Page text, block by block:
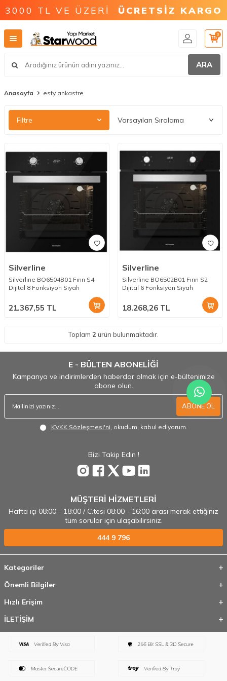
3000 TL VE ÜZERİ ÜCRETSİZ KARGO
ARA
0
Anasayfa esty ankastre
Filtre
Silverline
Silverline BO6504B01 Fırın S4
Dijital 8 Fonksiyon Siyah
21.367,55 TL
Silverline
Silverline BO6502B01 Fırın S2
Dijital 6 Fonksiyon Siyah
18.268,26 TL
Toplam 2 ürün bulunmaktadır.
E - BÜLTEN ABONELİĞİ
Kampanya ve indirimlerden haberdar olmak için e-bültenimize
abone olun.
ABONE OL
KVKK Sözleşmesi'ni , okudum, kabul ediyorum.
Bizi Takip Edin !
MÜŞTERİ HİZMETLERİ
Hafta içi 08:00 - 18:00 / C.tesi 08:00 - 16:00 arası merak ettiğiniz
tüm sorular için ulaşabilirsiniz.
444 9 796
Kategoriler
Önemli Bilgiler
Hızlı Erişim
İLETİŞİM